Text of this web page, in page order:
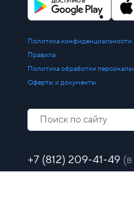
Политика конфиденциальности
Правила
Политика обработки
Оферты и документы
+7 (812) 209-41-49
+7 (495) 109-41-49